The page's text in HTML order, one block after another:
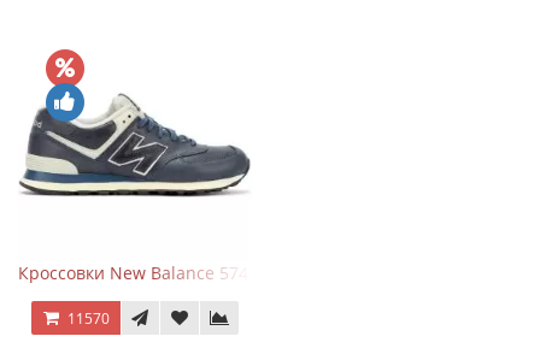
Кроссовки New Balance 574 Classic Blue White Leather
11570